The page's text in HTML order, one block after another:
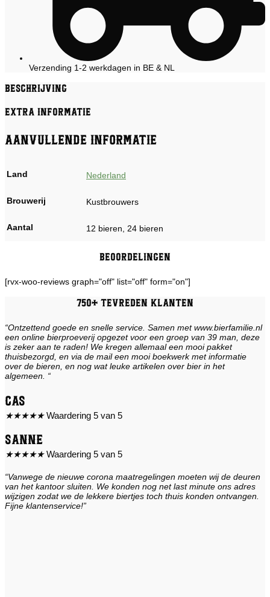
Verzending 1-2 werkdagen in BE & NL
Beschrijving
Extra informatie
Aanvullende informatie
Land Nederland
Brouwerij Kustbrouwers
Aantal 12 bieren, 24 bieren
Beoordelingen
[rvx-woo-reviews graph="off" list="off" form="on"]
750+ tevreden klanten
“Ontzettend goede en snelle service. Samen met www.bierfamilie.nl
een online bierproeverij opgezet voor een groep van 39 man, deze
is zeker aan te raden! We kregen allemaal een mooi pakket
thuisbezorgd, en via de mail een mooi boekwerk met informatie
over de bieren, en nog wat leuke artikelen over bier in het
algemeen. “
Cas
★★★★★ Waardering 5 van 5
Sanne
★★★★★ Waardering 5 van 5
“Vanwege de nieuwe corona maatregelingen moeten wij de deuren
van het kantoor sluiten. We konden nog net last minute ons adres
wijzigen zodat we de lekkere biertjes toch thuis konden ontvangen.
Fijne klantenservice!”